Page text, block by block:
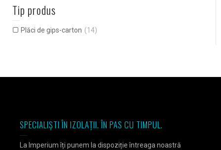
Tip produs
Plăci de gips-carton (14)
SPECIALIȘTI ÎN IZOLAȚII. ÎN PAS CU TIMPUL.
La Imperium îți punem la dispoziție întreaga noastră